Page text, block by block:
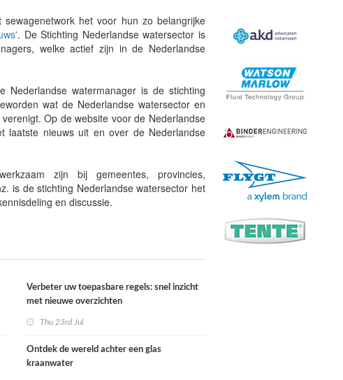
het voor hun zo belangrijke
. De Stichting Nederlandse watersector is
welke actief zijn in de Nederlandse
watermanager is de stichting
wat de Nederlandse watersector en
Op de website voor de Nederlandse
laatste nieuws uit en over de Nederlandse
zijn bij gemeentes, provincies,
is de stichting Nederlandse watersector het
en discussie.
Verbeter uw toepasbare regels: snel inzicht
met nieuwe overzichten
Thu 23rd Jul
Ontdek de wereld achter een glas
kraanwater